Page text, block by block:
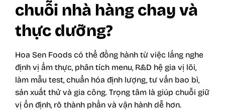
chuỗi nhà hàng chay và
thực dưỡng?
Hoa Sen Foods có thể đồng hành từ việc lắng nghe
định vị ẩm thực, phân tích menu, R&D hệ gia vị lõi,
làm mẫu test, chuẩn hóa định lượng, tư vấn bao bì,
sản xuất thử và gia công. Trọng tâm là giúp chuỗi giữ
vị ổn định, rõ thành phần và vận hành dễ hơn.